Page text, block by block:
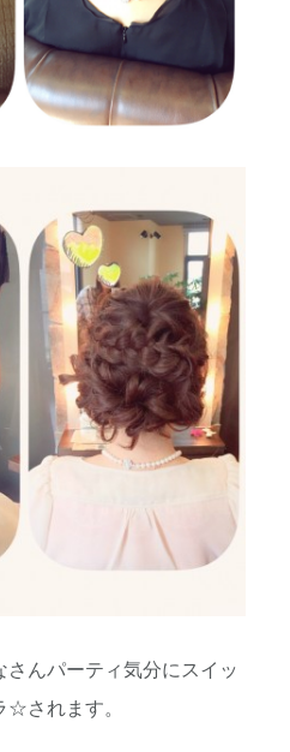
んパーティ気分にスイッ
☆されます。